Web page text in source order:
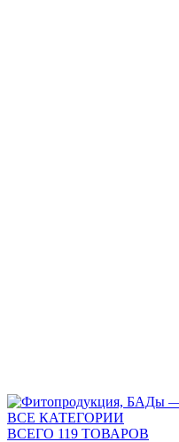
ВСЕ КАТЕГОРИИ
ВСЕГО 119 ТОВАРОВ